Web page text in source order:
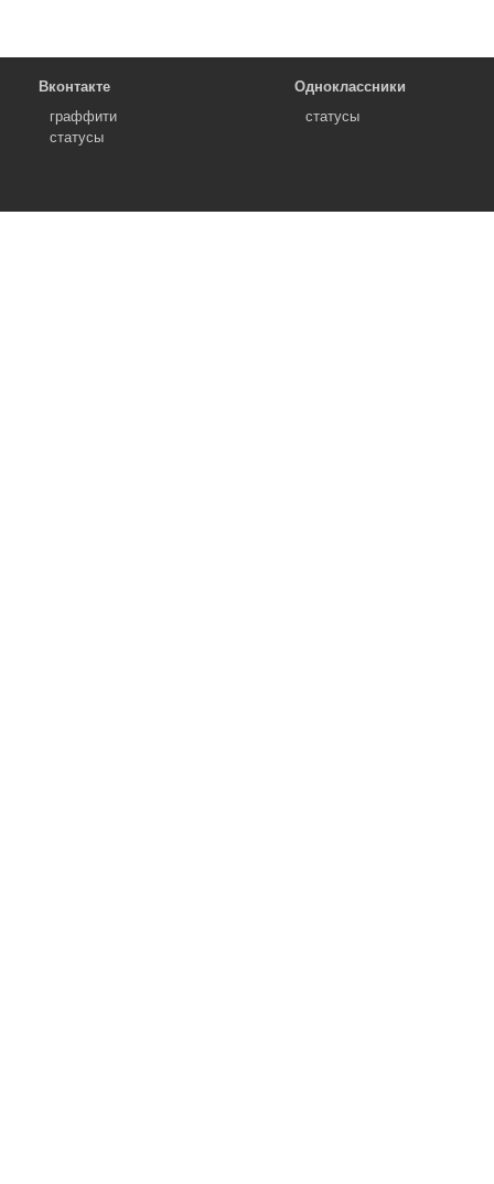
Вконтакте
граффити
статусы
Одноклассники
статусы